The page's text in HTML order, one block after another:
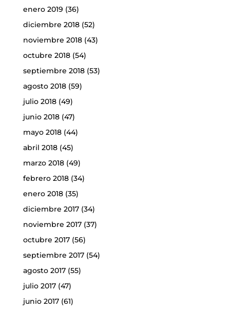
enero 2019 (36)
diciembre 2018(52)
noviembre 2018(43)
octubre 2018(54)
septiembre 2018(53)
agosto 2018(59)
julio 2018(49)
junio 2018(47)
mayo 2018(44)
abril 2018(45)
marzo 2018(49)
febrero 2018(34)
enero 2018(35)
diciembre 2017(34)
noviembre 2017(37)
octubre 2017(56)
septiembre 2017(54)
agosto 2017(55)
julio 2017(47)
junio 2017(61)